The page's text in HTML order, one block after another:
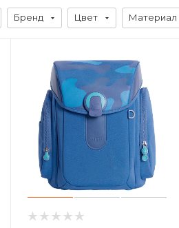
Бренд Цвет Материал